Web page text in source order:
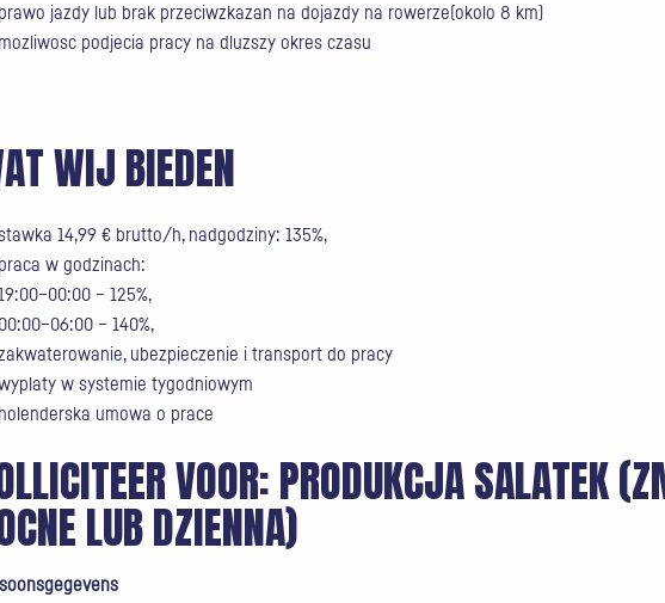
prawo jazdy lub brak przeciwzkazan na dojazdy na rowerze(okolo 8 km)
mozliwosc podjecia pracy na dluzszy okres czasu
WIJ BIEDEN
14,99 € brutto/h, nadgodziny: 135%,
praca w godzinach:
– 125%,
00:00–06:00 – 140%,
ubezpieczenie i transport do pracy
w systemie tygodniowym
holenderska umowa o prace
VOOR:PRODUKCJA SALATEK
LUB DZIENNA)